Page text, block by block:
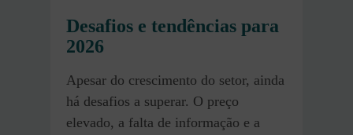
Desafios e tendências para
2026
Apesar do crescimento do setor, ainda
há desafios a superar. O preço
elevado, a falta de informação e a